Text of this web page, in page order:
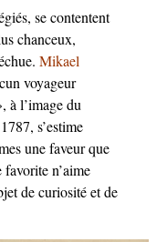
se contentent
chanceux,
Mikael
voyageur
à l’image du
s’estime
une faveur que
favorite n’aime
de curiosité et de